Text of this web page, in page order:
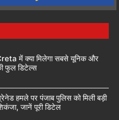
में क्या मिलेगा सबसे यूनिक और
फुल डिटेल्स
हमले पर पंजाब पुलिस को मिली बड़ी
जानें पूरी डिटेल